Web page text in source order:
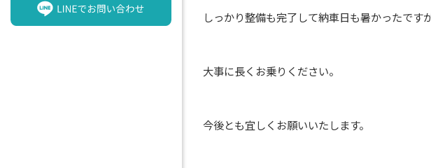
しっかり整備も完了して納車日も暑かったです
大事に長くお乗りください。
今後とも宜しくお願いいたします。